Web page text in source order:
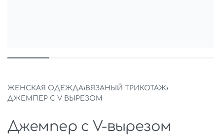
ЖЕНСКАЯ ОДЕЖДА›ВЯЗАНЫЙ ТРИКОТАЖ›
ДЖЕМПЕР С V ВЫРЕЗОМ
Джемпер с V-вырезом